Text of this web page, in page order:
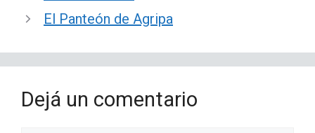
El Panteón de Agripa
Dejá un comentario